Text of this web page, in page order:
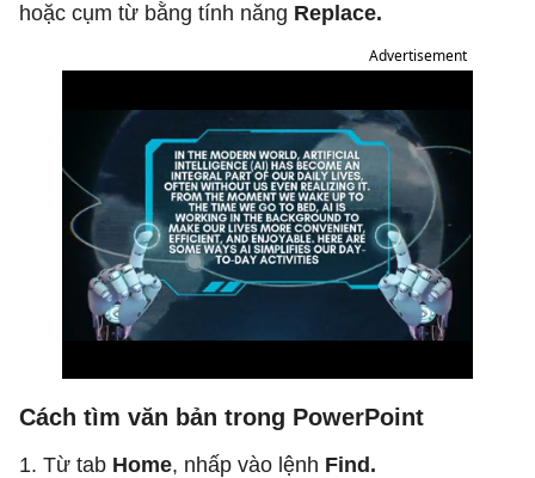
hoặc cụm từ bằng tính năng Replace.
Advertisement
Cách tìm văn bản trong PowerPoint
1. Từ tab Home, nhấp vào lệnh Find.